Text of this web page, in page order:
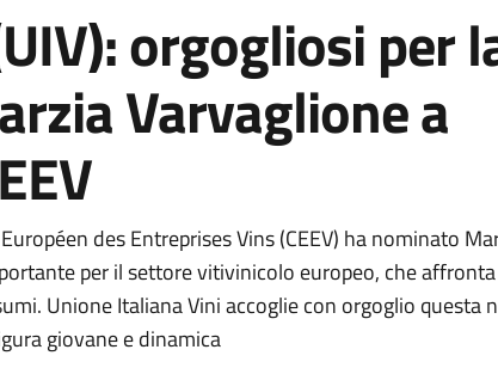
orgogliosi per
Varvaglione a
des Entreprises Vins (CEEV) ha nominato
per il settore vitivinicolo europeo, che
Unione Italiana Vini accoglie con orgoglio questa
giovane e dinamica